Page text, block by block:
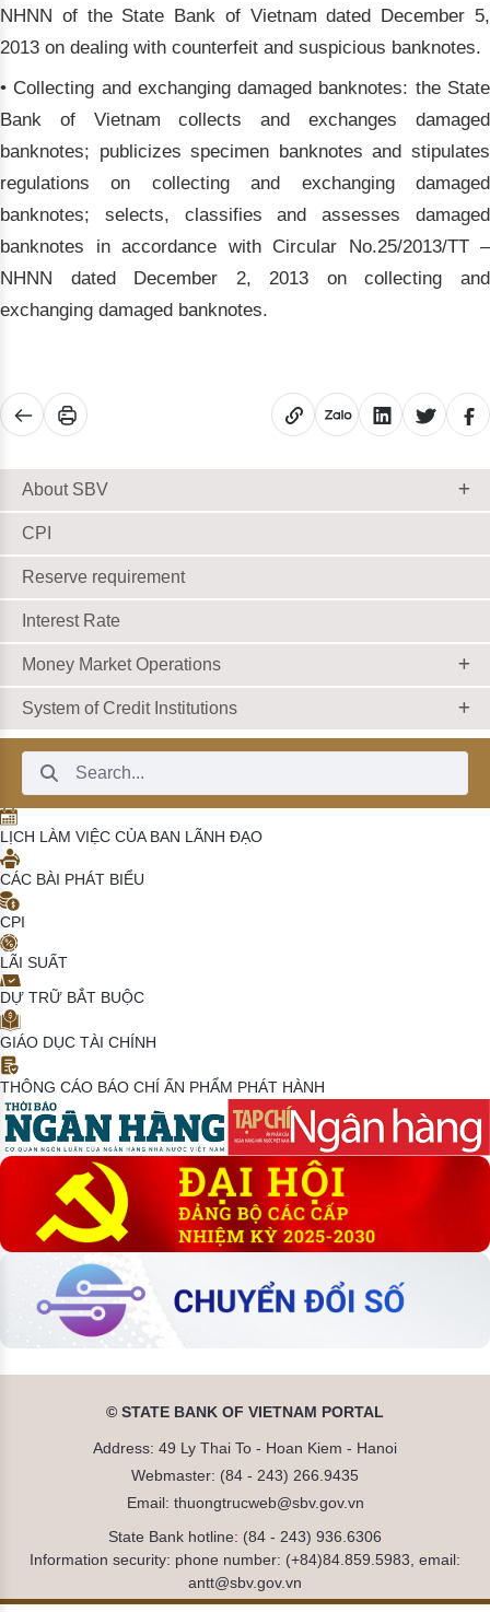
NHNN of the State Bank of Vietnam dated December 5,
2013 on dealing with counterfeit and suspicious banknotes.
• Collecting and exchanging damaged banknotes: the State
Bank of Vietnam collects and exchanges damaged
banknotes; publicizes specimen banknotes and stipulates
regulations on collecting and exchanging damaged
banknotes; selects, classifies and assesses damaged
banknotes in accordance with Circular No.25/2013/TT –
NHNN dated December 2, 2013 on collecting and
exchanging damaged banknotes.
About SBV
CPI
Reserve requirement
Interest Rate
Money Market Operations
System of Credit Institutions
Search Bar
LỊCH LÀM VIỆC CỦA BAN LÃNH ĐẠO
CÁC BÀI PHÁT BIỂU
CPI
LÃI SUẤT
DỰ TRỮ BẮT BUỘC
GIÁO DỤC TÀI CHÍNH
THÔNG CÁO BÁO CHÍ ẤN PHẨM PHÁT HÀNH
© STATE BANK OF VIETNAM PORTAL
Address: 49 Ly Thai To - Hoan Kiem - Hanoi
Webmaster: (84 - 243) 266.9435
Email: thuongtrucweb@sbv.gov.vn
State Bank hotline: (84 - 243) 936.6306
Information security: phone number: (+84)84.859.5983, email:
antt@sbv.gov.vn